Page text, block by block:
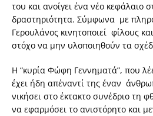
του και ανοίγει ένα νέο κεφάλαιο
δραστηριότητα. Σύμφωνα με
Γερουλάνος κινητοποιεί φίλους
στόχο να μην υλοποιηθούν τα
Η “κυρία Φώφη Γεννηματά”, που
έχει ήδη απέναντί της έναν
νικήσει στο έκτακτο συνέδριο τη
να εφαρμόσει το ανιστόρητο και